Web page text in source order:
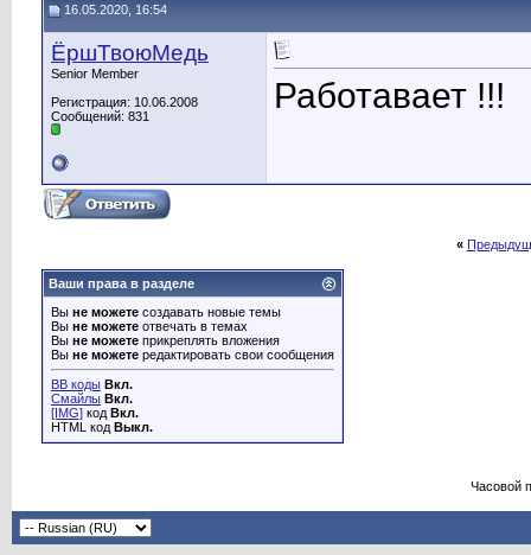
16.05.2020, 16:54
ЁршТвоюМедь
Senior Member
Регистрация: 10.06.2008
Сообщений: 831
Работавает !!!
«
Ваши права в разделе
Вы не можете создавать новые темы
Вы не можете отвечать в темах
Вы не можете прикреплять вложения
Вы не можете редактировать свои сообщения
BB коды Вкл.
Смайлы Вкл.
[IMG] код Вкл.
HTML код Выкл.
Часовой